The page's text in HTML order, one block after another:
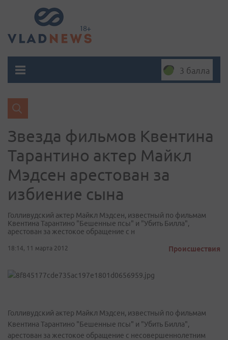
3 балла
Звезда фильмов Квентина
Тарантино актер Майкл
Мэдсен арестован за
избиение сына
Голливудский актер Майкл Мэдсен, известный по фильмам
Квентина Тарантино "Бешенные псы" и "Убить Билла",
арестован за жестокое обращение с н
18:14, 11 марта 2012 Происшествия
Голливудский актер Майкл Мэдсен, известный по фильмам
Квентина Тарантино "Бешенные псы" и "Убить Билла",
арестован за жестокое обращение с несовершеннолетним